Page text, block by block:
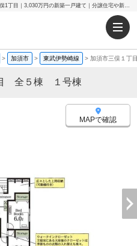
加須市三俣１丁目 全５棟 １号棟 埼玉県加須市三俣1丁目｜3,030万円の新築一戸建て｜分譲住宅や新築物件｜センチュリー21カクダイネットワーク
> 加須市 > 東武伊勢崎線 > 加須市三俣１
全５棟 １号棟
MAPで確認